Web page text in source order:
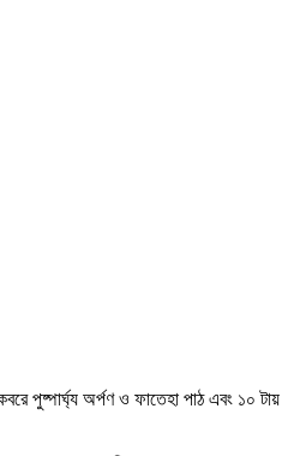
পুষ্পার্ঘ্য অর্পণ ও ফাতেহা পাঠ এবং ১০ টায়